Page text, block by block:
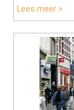
Lees meer >